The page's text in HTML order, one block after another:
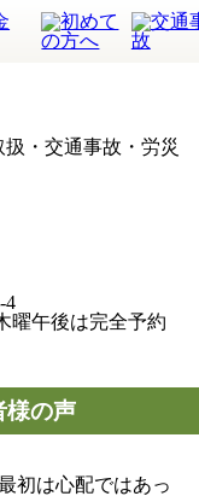
の声
初は心配ではあっ